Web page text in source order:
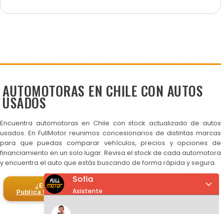
AUTOMOTORAS EN CHILE CON AUTOS
USADOS
Encuentra automotoras en Chile con stock actualizado de autos
usados. En FullMotor reunimos concesionarios de distintas marcas
para que puedas comparar vehículos, precios y opciones de
financiamiento en un solo lugar. Revisa el stock de cada automotora
y encuentra el auto que estás buscando de forma rápida y segura.
¿Eres automotora?
Publica tus autos en FullMotor
Sofia
Asistente